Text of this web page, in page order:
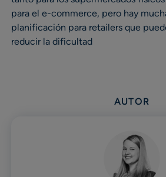
para el e-commerce, pero hay
planificación para retailers que
reducir la dificultad
AUTOR